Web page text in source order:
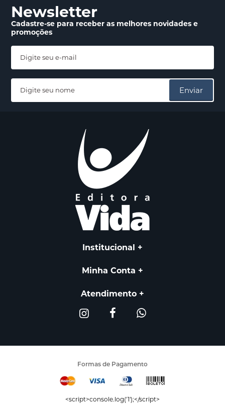
Newsletter
Cadastre-se para receberas melhores novidadese
promoções
Enviar
Institucional
Minha Conta
Atendimento
Formas de Pagamento
<script>console.log('1');</script>